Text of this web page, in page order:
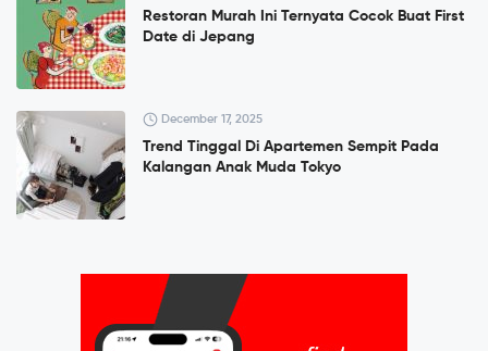
Restoran Murah Ini Ternyata Cocok Buat First
Date di Jepang
December 17, 2025
Trend Tinggal Di Apartemen Sempit Pada
Kalangan Anak Muda Tokyo